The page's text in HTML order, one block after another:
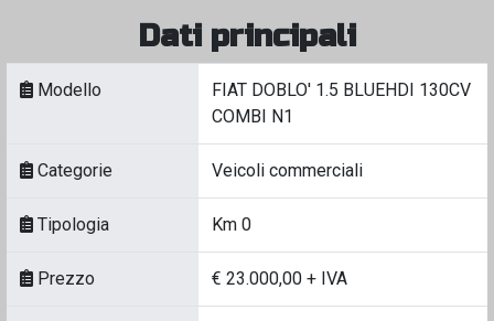
Dati principali
Modello
FIAT DOBLO' 1.5 BLUEHDI 130CV
COMBI N1
Categorie Veicoli commerciali
Tipologia Km 0
Prezzo € 23.000,00 + IVA